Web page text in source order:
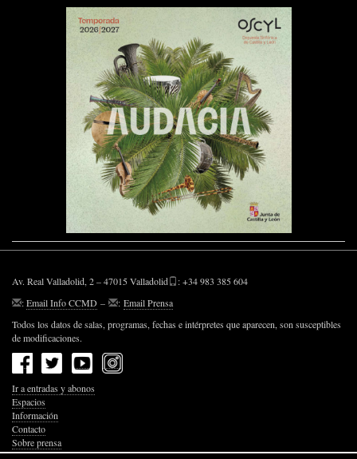
Av. Real Valladolid, 2 – 47015 Valladolid
: +34 983 385 604
:Email Info CCMD – : Email Prensa
Todos los datos de salas, programas, fechas e intérpretes que aparecen, son susceptibles
de modificaciones.
Ir a entradas y abonos
Espacios
Información
Contacto
Sobre prensa
Política de Privacidad